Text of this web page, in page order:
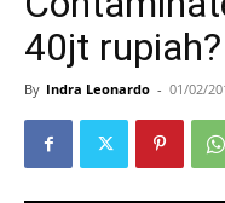
40jt rupiah?
By Indra Leonardo - 01/02/